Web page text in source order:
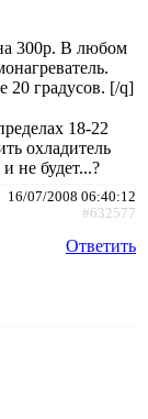
300р. В любом
20 градусов. [/q]
18-22
охладитель
не будет...?
16/07/2008 06:40:12
#632577
Ответить